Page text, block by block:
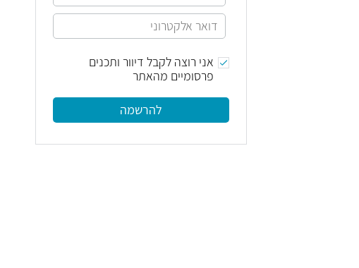
אני רוצה לקבל דיוור ותכנים
פרסומיים מהאתר
להרשמה